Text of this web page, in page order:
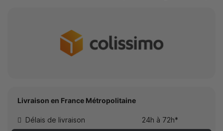
Livraison en France Métropolitaine
Délais de livraison
24h à 72h*